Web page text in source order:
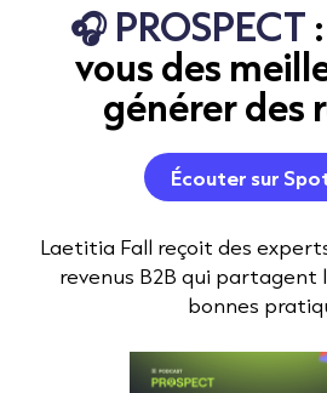
🎧 PROSPECT
vous des
générer des
Écouter sur
Laetitia Fall reçoit des
revenus B2B qui partagent
bonnes